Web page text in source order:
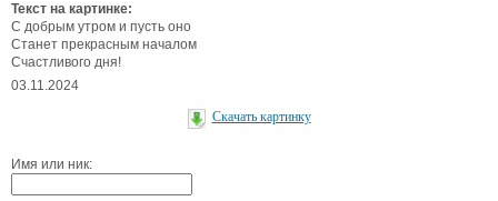
Текст на картинке:
С добрым утром и пусть оно
Станет прекрасным началом
Счастливого дня!
03.11.2024
Скачать картинку
Имя или ник: